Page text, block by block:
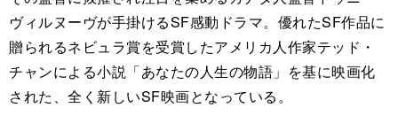
ヴィルヌーヴが手掛けるSF感動ドラマ。優れたSF作品に
贈られるネビュラ賞を受賞したアメリカ人作家テッド・
チャンによる小説「あなたの人生の物語」を基に映画化
された、全く新しいSF映画となっている。